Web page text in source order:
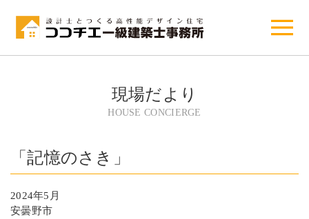
現場だより
HOUSE CONCIERGE
「記憶のさき」
2024年5月
安曇野市